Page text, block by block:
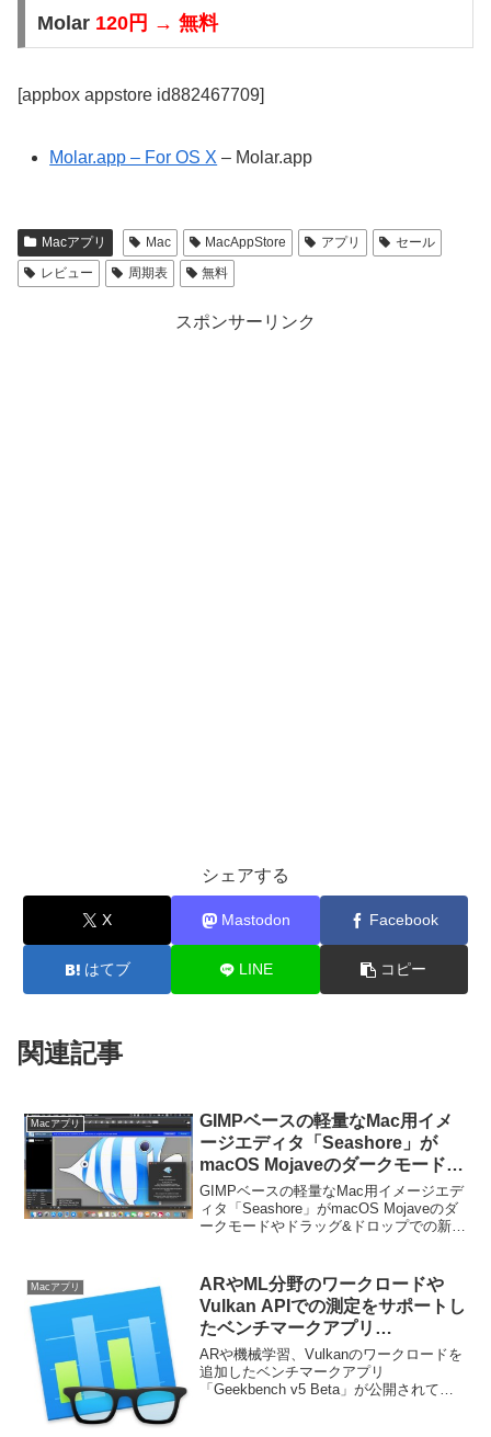
Molar 120円 → 無料
[appbox appstore id882467709]
Molar.app – For OS X – Molar.app
Macアプリ Mac MacAppStore アプリ
セール
レビュー
周期表 無料
スポンサーリンク
シェアする
X Mastodon Facebook
はてブ LINE コピー
関連記事
Macアプリ
GIMPベースの軽量なMac用イメ
ージエディタ「Seashore」が
macOS Mojaveのダークモードや
ドラッグ&ドロップでの新規レイ
ヤー追加機能をサポート。
GIMPベースの軽量なMac用イメージエデ
ィタ「Seashore」がmacOS Mojaveのダ
ークモードやドラッグ&ドロップでの新規
Macアプリ
ARやML分野のワークロードや
Vulkan APIでの測定をサポートし
たベンチマークアプリ
「Geekbench v5」のBeta版が公
開。
ARや機械学習、Vulkanのワークロードを
追加したベンチマークアプリ
「Geekbench v5 Beta」が公開されてい